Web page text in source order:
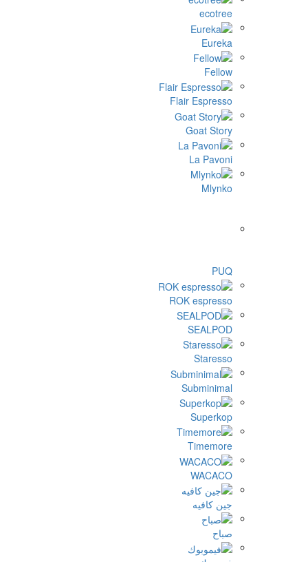
ecotree
Eureka
Fellow
Flair Espresso
Goat Story
La Pavoni
Mlynko
PUQ
ROK espresso
SEALPOD
Staresso
Subminimal
Superkop
Timemore
WACACO
جين كافيه
صباح